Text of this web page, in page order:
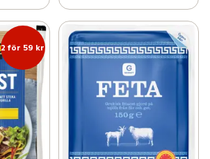
2 för 59 kr